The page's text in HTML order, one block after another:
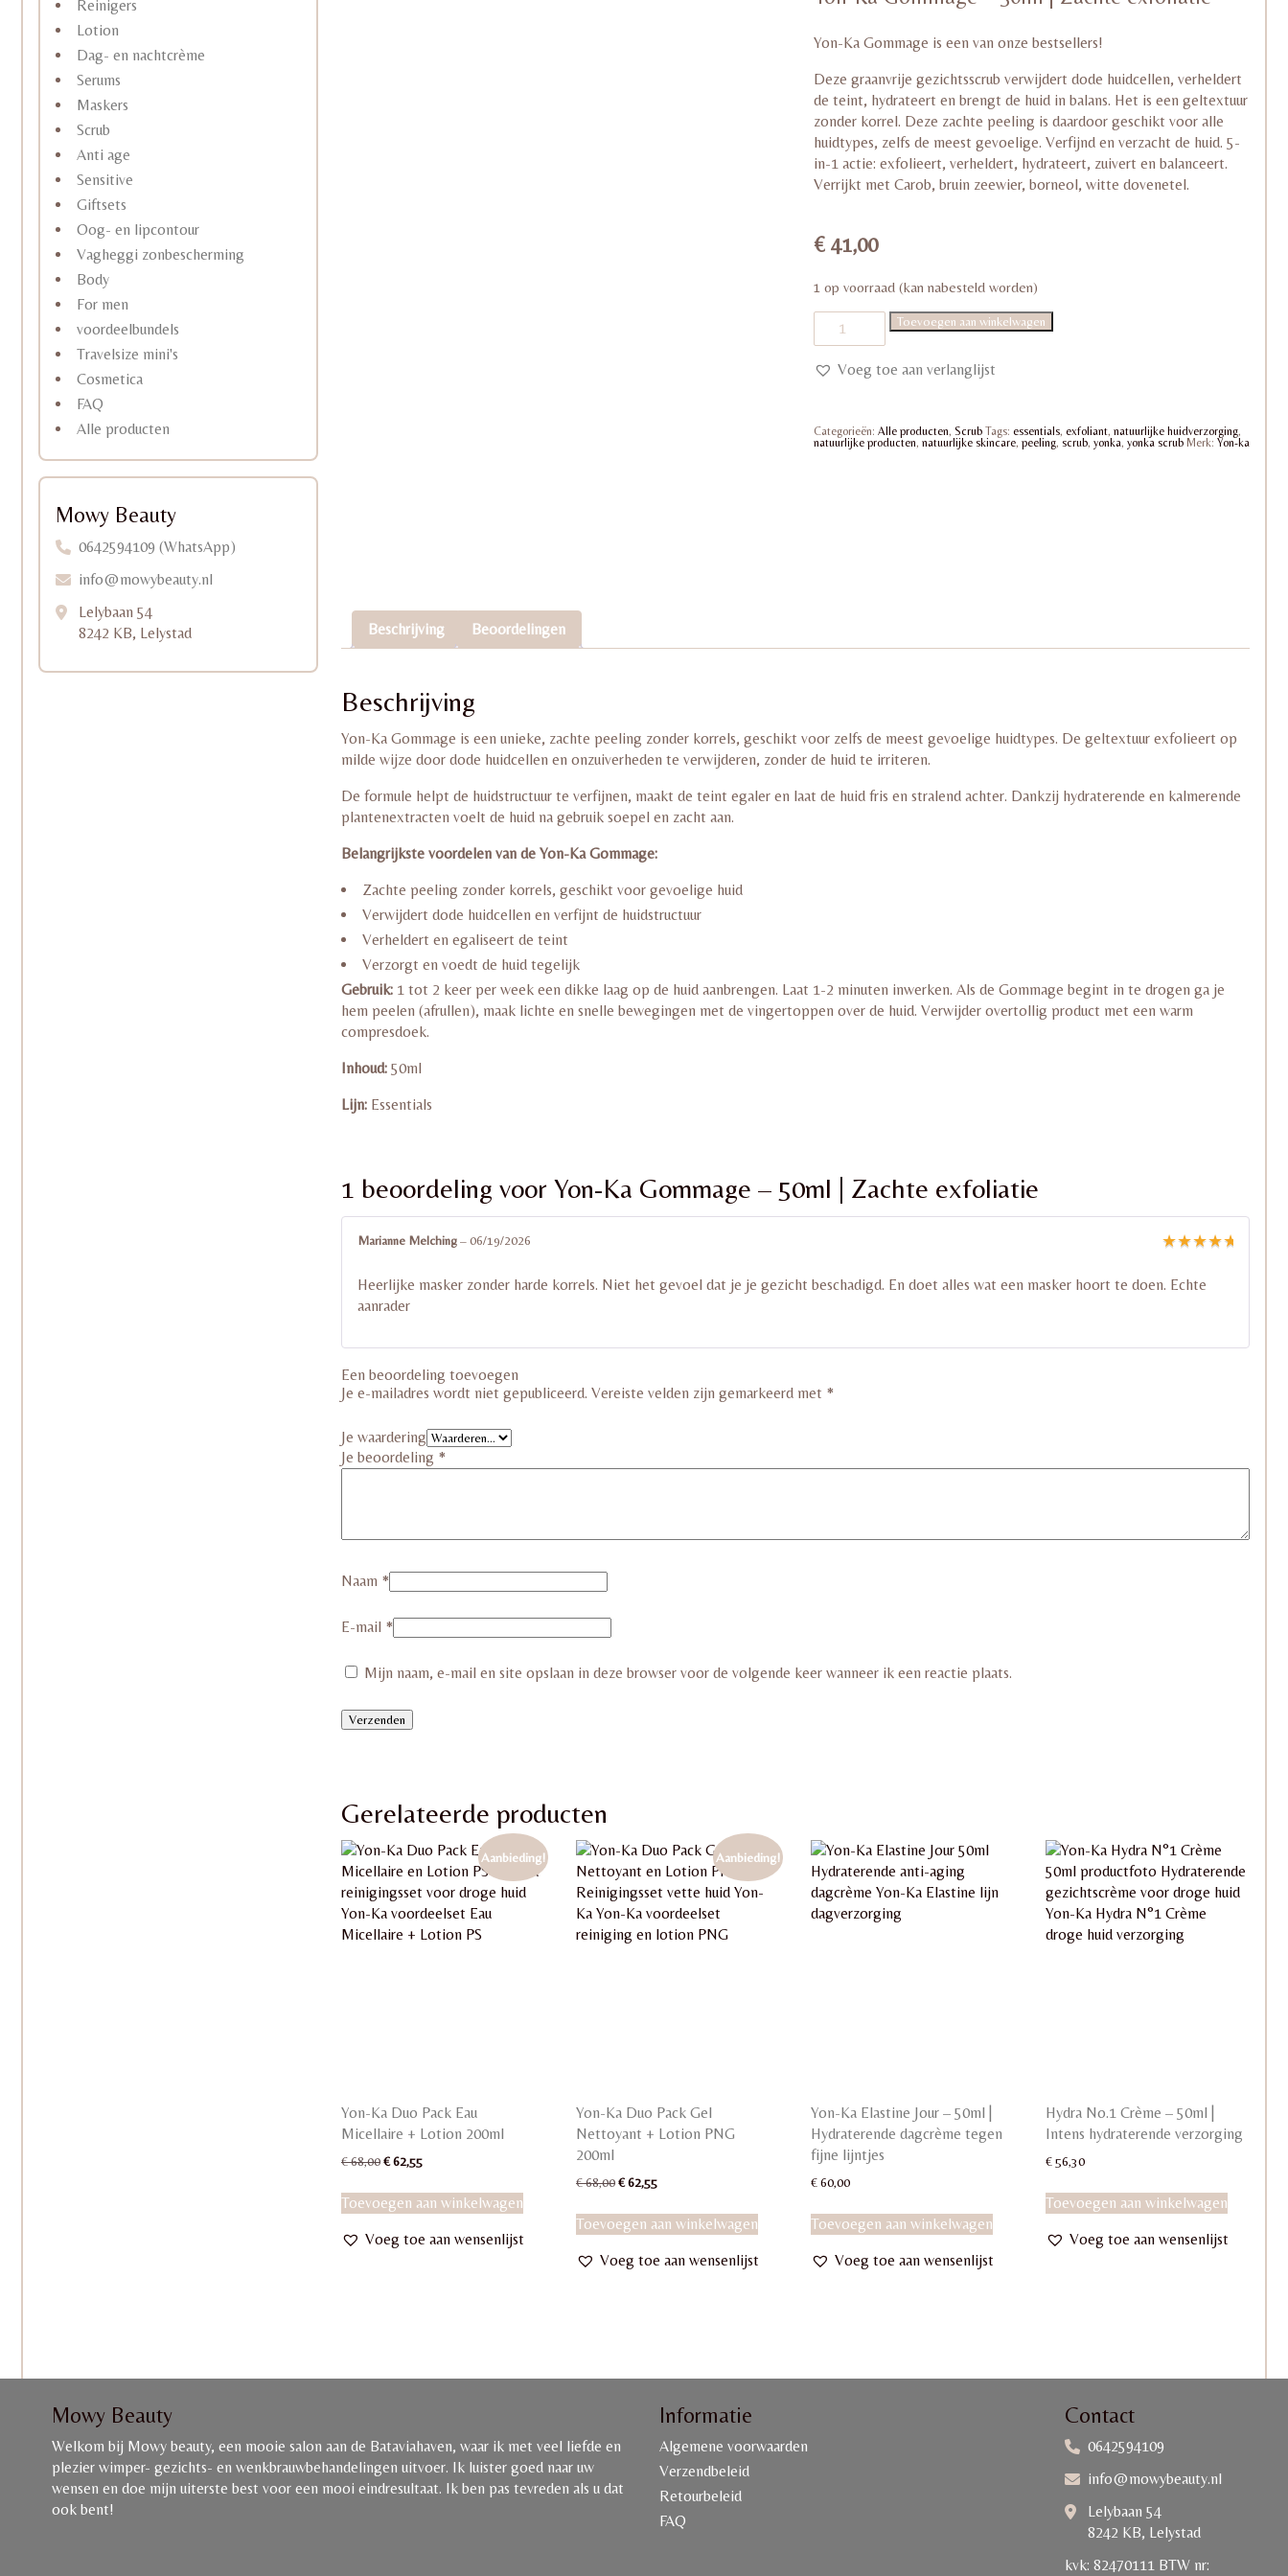
Reinigers
Lotion
Dag- en nachtcrème
Serums
Maskers
Scrub
Anti age
Sensitive
Giftsets
Oog- en lipcontour
Vagheggi zonbescherming
Body
For men
voordeelbundels
Travelsize mini's
Cosmetica
FAQ
Alle producten
Mowy Beauty
0642594109 (WhatsApp)
info@mowybeauty.nl
Lelybaan 54
8242 KB, Lelystad
waardering
Yon-Ka Gommage is een van onze bestsellers!
Deze graanvrije gezichtsscrub verwijdert dode huidcellen, verheldert
de teint, hydrateert en brengt de huid in balans. Het is een geltextuur
zonder korrel. Deze zachte peeling is daardoor geschikt voor alle
huidtypes, zelfs de meest gevoelige. Verfijnd en verzacht de huid. 5-
in-1 actie: exfolieert, verheldert, hydrateert, zuivert en balanceert.
Verrijkt met Carob, bruin zeewier, borneol, witte dovenetel.
€41,00
1 op voorraad (kan nabesteld worden)
Yon-
Gommage
–
50ml
exfoliatie
aantal
Toevoegen aan winkelwagen
Voeg toe aan verlanglijst
Categorieën: Alle producten, Scrub Tags: essentials, exfoliant, natuurlijke huidverzorging,
natuurlijke producten, natuurlijke skincare, peeling, scrub, yonka, yonka scrub Merk: Yon-ka
Beschrijving Beoordelingen
Beschrijving
Yon-Ka Gommage is een unieke, zachte peeling zonder korrels, geschikt voor zelfs de meest gevoelige huidtypes. De geltextuur exfolieert op
milde wijze door dode huidcellen en onzuiverheden te verwijderen, zonder de huid te irriteren.
De formule helpt de huidstructuur te verfijnen, maakt de teint egaler en laat de huid fris en stralend achter. Dankzij hydraterende en kalmerende
plantenextracten voelt de huid na gebruik soepel en zacht aan.
Belangrijkste voordelen van de Yon-Ka Gommage:
Zachte peeling zonder korrels, geschikt voor gevoelige huid
Verwijdert dode huidcellen en verfijnt de huidstructuur
Verheldert en egaliseert de teint
Verzorgt en voedt de huid tegelijk
Gebruik: 1 tot 2 keer per week een dikke laag op de huid aanbrengen. Laat 1-2 minuten inwerken. Als de Gommage begint in te drogen ga je
hem peelen (afrullen), maak lichte en snelle bewegingen met de vingertoppen over de huid. Verwijder overtollig product met een warm
compresdoek.
Inhoud: 50ml
Lijn: Essentials
1 beoordeling voor Yon-Ka Gommage – 50ml | Zachte exfoliatie
5 uit 5
Marianne Melching – 06/19/2026
Heerlijke masker zonder harde korrels. Niet het gevoel dat je je gezicht beschadigd. En doet alles wat een masker hoort te doen. Echte
aanrader
Een beoordeling toevoegen
Je e-mailadres wordt niet gepubliceerd. Vereiste velden zijn gemarkeerd met *
Je waardering
Je beoordeling *
Naam *
E-mail *
Mijn naam, e-mail en site opslaan in deze browser voor de volgende keer wanneer ik een reactie plaats.
Gerelateerde producten
Aanbieding!
Yon-Ka Duo Pack Eau
Micellaire + Lotion 200ml
€68,00Oorspronkelijke
was:
€ 68,00.
€62,55Huidige
is:
€ 62,55.
Toevoegen aan winkelwagen
Voeg toe aan wensenlijst
Aanbieding!
Yon-Ka Duo Pack Gel
Nettoyant + Lotion PNG
200ml
€68,00Oorspronkelijke
was:
€ 68,00.
€62,55Huidige
is:
€ 62,55.
Toevoegen aan winkelwagen
Voeg toe aan wensenlijst
Yon-Ka Elastine Jour – 50ml |
Hydraterende dagcrème tegen
fijne lijntjes
€60,00
Toevoegen aan winkelwagen
Voeg toe aan wensenlijst
Hydra No.1 Crème – 50ml |
Intens hydraterende verzorging
€56,30
Toevoegen aan winkelwagen
Voeg toe aan wensenlijst
Mowy Beauty
Welkom bij Mowy beauty, een mooie salon aan de Bataviahaven, waar ik met veel liefde en
plezier wimper- gezichts- en wenkbrauwbehandelingen uitvoer. Ik luister goed naar uw
wensen en doe mijn uiterste best voor een mooi eindresultaat. Ik ben pas tevreden als u dat
ook bent!
Informatie
Algemene voorwaarden
Verzendbeleid
Retourbeleid
FAQ
Contact
0642594109
info@mowybeauty.nl
Lelybaan 54
8242 KB, Lelystad
kvk: 82470111 BTW nr: